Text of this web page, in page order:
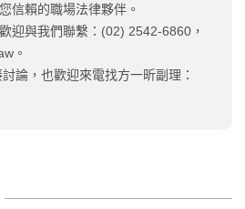
信賴的職場法律夥伴。
迎與我們聯繫：(02) 2542-6860，
。
論，也歡迎來電找方一昕副理：